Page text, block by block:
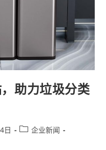
助力垃圾分类
日
企业新闻